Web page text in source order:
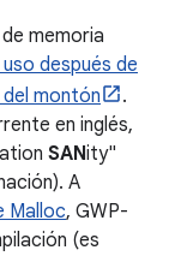
memoria
después de
montón
.
en inglés,
SANity"
A
Malloc, GWP-
(es